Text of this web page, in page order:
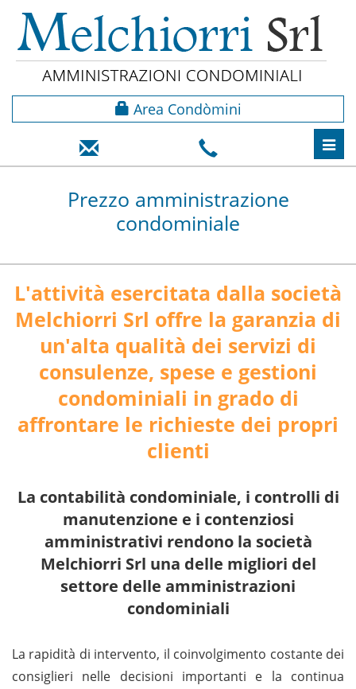
Area Condòmini
Prezzo amministrazione
condominiale
L'attività esercitata dalla società
Melchiorri Srl offre la garanzia di
un'alta qualità dei servizi di
consulenze, spese e gestioni
condominiali in grado di
affrontare le richieste dei propri
clienti
La contabilità condominiale, i controlli di
manutenzione e i contenziosi
amministrativi rendono la società
Melchiorri Srl una delle migliori del
settore delle amministrazioni
condominiali
La rapidità di intervento, il coinvolgimento costante dei
consiglieri nelle decisioni importanti e la continua